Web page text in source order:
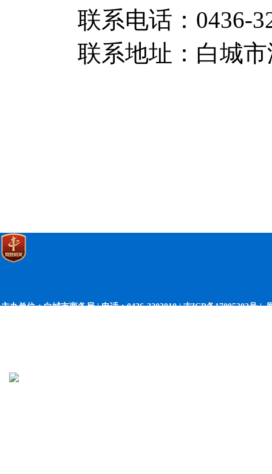
联系电话：0436-
联系地址：白城
主办单位：白城市商务局 | 电话：0436-3203010 |吉ICP备17005202号 |网